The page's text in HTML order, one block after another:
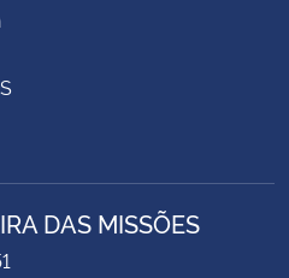
DAS MISSÕES